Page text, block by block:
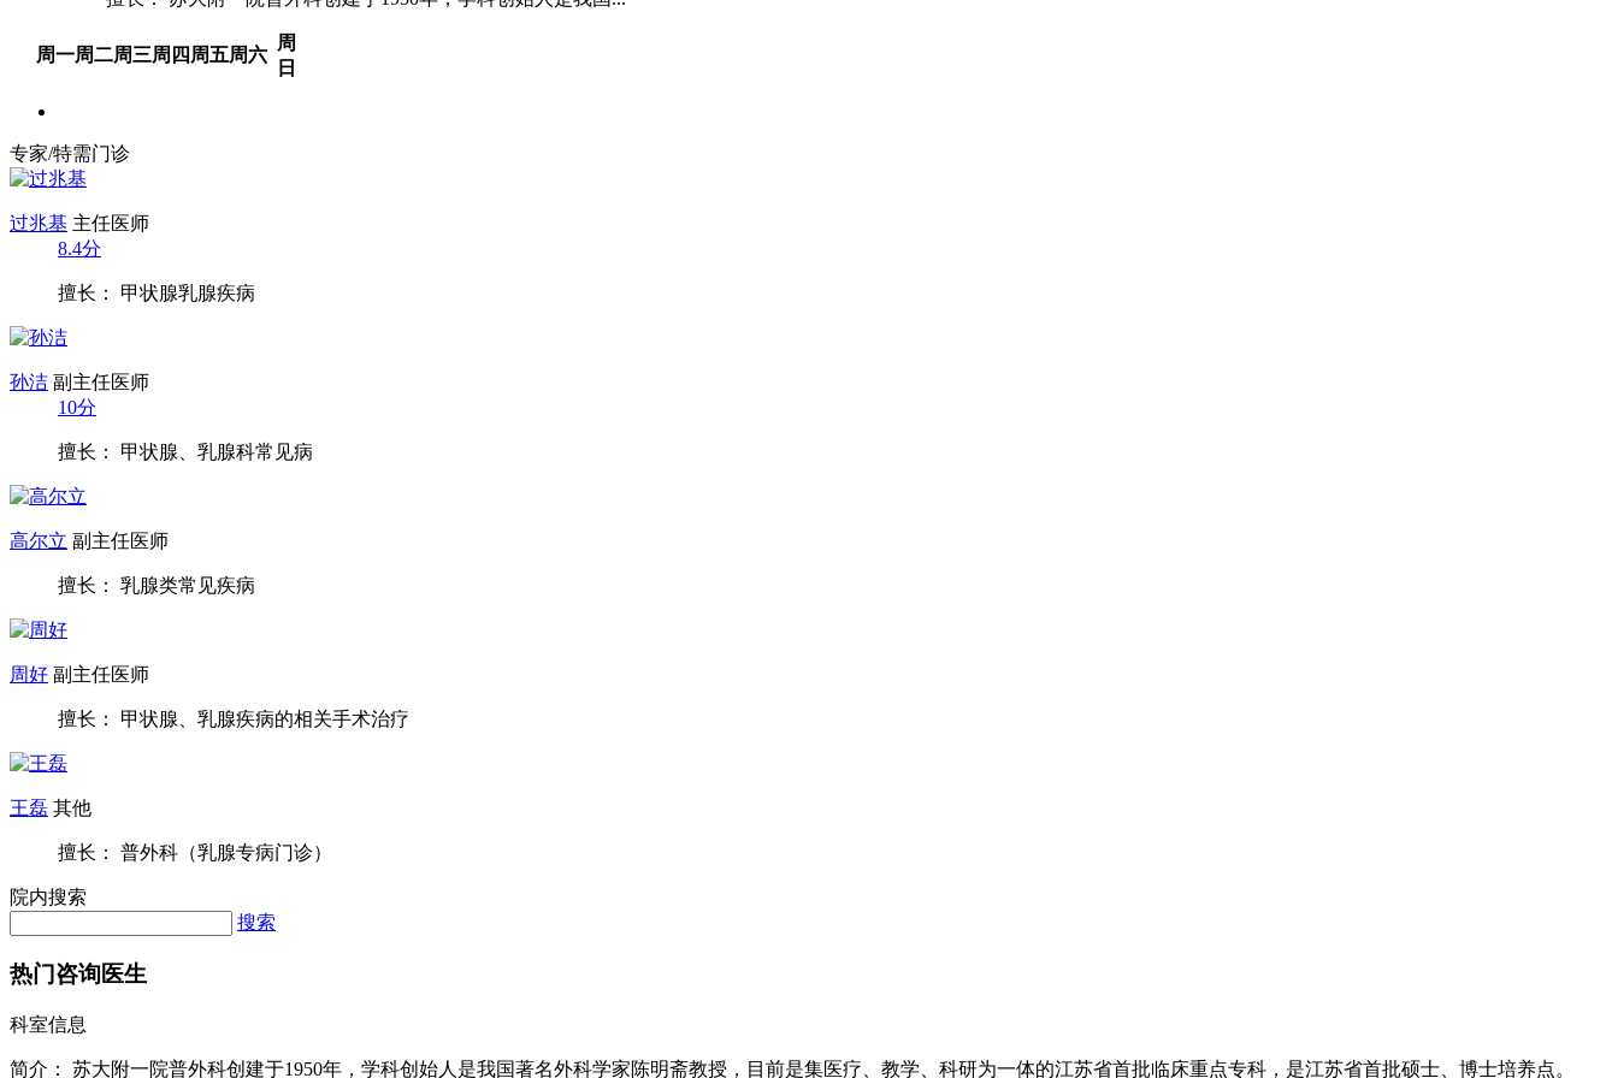
周一周二周三周四 周五周六
周
日
专家/特需门诊
过兆基 主任医师
8.4分
擅长： 甲状腺乳腺疾病
孙洁 副主任医师
10分
擅长： 甲状腺、乳腺科常见病
高尔立 副主任医师
擅长： 乳腺类常见疾病
副主任医师
擅长： 甲状腺、乳腺疾病的相关手术治疗
热门咨询医生